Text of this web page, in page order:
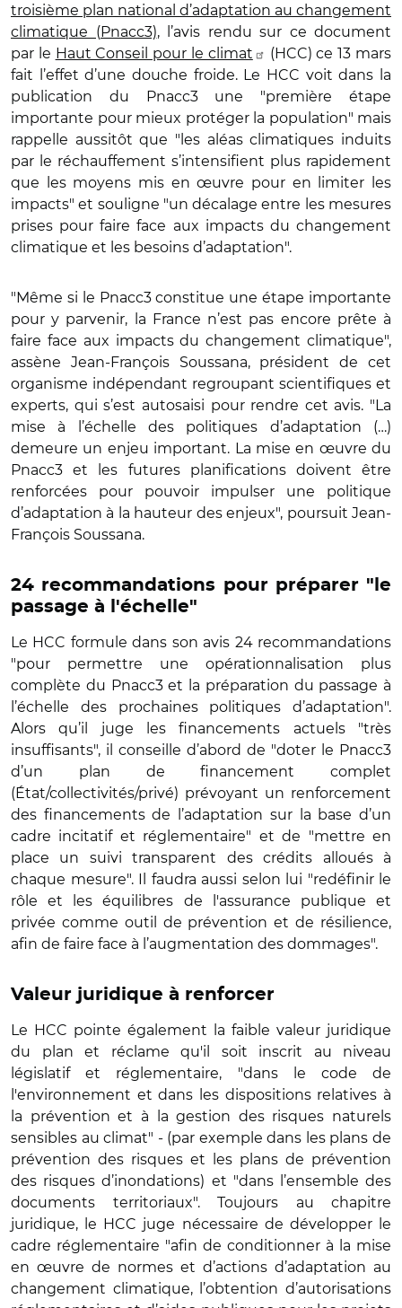
troisième plan national d’adaptation au changement
climatique (Pnacc3), l’avis rendu sur ce document
par le Haut Conseil pour le climat
(HCC) ce 13 mars
fait l’effet d’une douche froide. Le HCC voit dans la
publication du Pnacc3 une "première étape
importante pour mieux protéger la population" mais
rappelle aussitôt que "les aléas climatiques induits
par le réchauffement s’intensifient plus rapidement
que les moyens mis en œuvre pour en limiter les
impacts" et souligne "un décalage entre les mesures
prises pour faire face aux impacts du changement
climatique et les besoins d’adaptation".
"Même si le Pnacc3 constitue une étape importante
pour y parvenir, la France n’est pas encore prête à
faire face aux impacts du changement climatique",
assène Jean-François Soussana, président de cet
organisme indépendant regroupant scientifiques et
experts, qui s’est autosaisi pour rendre cet avis. "La
mise à l’échelle des politiques d’adaptation (…)
demeure un enjeu important. La mise en œuvre du
Pnacc3 et les futures planifications doivent être
renforcées pour pouvoir impulser une politique
d’adaptation à la hauteur des enjeux", poursuit Jean-
François Soussana.
24 recommandations pour préparer "le
passage à l'échelle"
Le HCC formule dans son avis 24 recommandations
"pour permettre une opérationnalisation plus
complète du Pnacc3 et la préparation du passage à
l’échelle des prochaines politiques d’adaptation".
Alors qu’il juge les financements actuels "très
insuffisants", il conseille d’abord de "doter le Pnacc3
d’un plan de financement complet
(État/collectivités/privé) prévoyant un renforcement
des financements de l’adaptation sur la base d’un
cadre incitatif et réglementaire" et de "mettre en
place un suivi transparent des crédits alloués à
chaque mesure". Il faudra aussi selon lui "redéfinir le
rôle et les équilibres de l'assurance publique et
privée comme outil de prévention et de résilience,
afin de faire face à l’augmentation des dommages".
Valeur juridique à renforcer
Le HCC pointe également la faible valeur juridique
du plan et réclame qu'il soit inscrit au niveau
législatif et réglementaire, "dans le code de
l'environnement et dans les dispositions relatives à
la prévention et à la gestion des risques naturels
sensibles au climat" - (par exemple dans les plans de
prévention des risques et les plans de prévention
des risques d’inondations) et "dans l’ensemble des
documents territoriaux". Toujours au chapitre
juridique, le HCC juge nécessaire de développer le
cadre réglementaire "afin de conditionner à la mise
en œuvre de normes et d’actions d’adaptation au
changement climatique, l’obtention d’autorisations